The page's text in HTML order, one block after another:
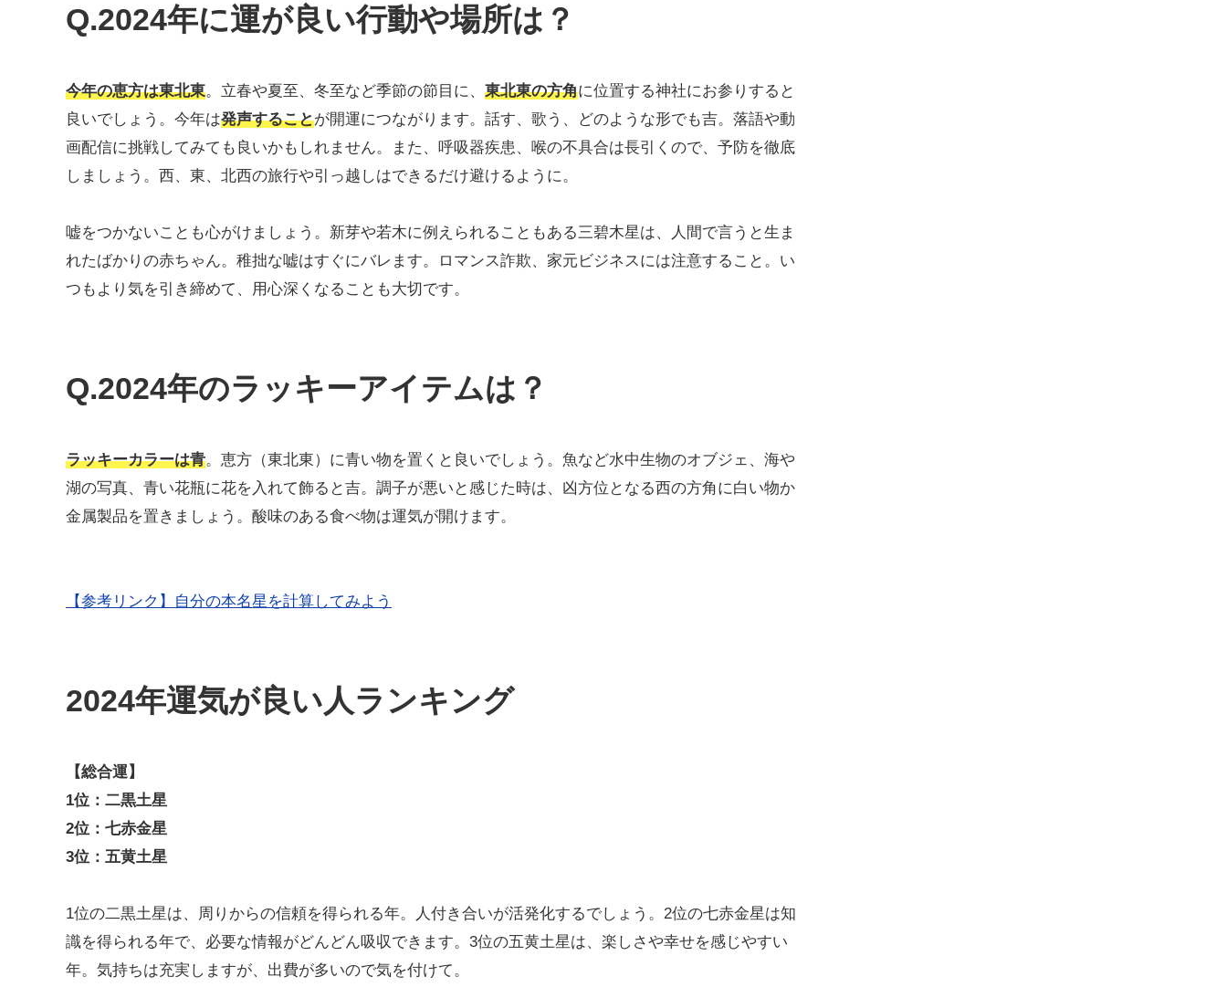
Q.2024年に運が良い行動や場所は？
今年の恵方は東北東。立春や夏至、冬至など季節の節目に、 東北東の方角に位置する神社にお参りすると
良いでしょう。今年は発声することが開運につながります。話す、歌う、どのような形でも吉。落語や動
画配信に挑戦してみても良いかもしれません。また、呼吸器疾患、喉の不具合は長引くので、予防を徹底
しましょう。西、東、北西の旅行や引っ越しはできるだけ避けるように。
嘘をつかないことも心がけましょう。新芽や若木に例えられることもある三碧木星は、人間で言うと生ま
れたばかりの赤ちゃん。稚拙な嘘はすぐにバレます。ロマンス詐欺、家元ビジネスには注意すること。い
つもより気を引き締めて、用心深くなることも大切です。
Q.2024年のラッキーアイテムは？
ラッキーカラーは青。恵方（東北東）に青い物を置くと良いでしょう。魚など水中生物のオブジェ、海や
湖の写真、青い花瓶に花を入れて飾ると吉。調子が悪いと感じた時は、凶方位となる西の方角に白い物か
金属製品を置きましょう。酸味のある食べ物は運気が開けます。
【参考リンク】自分の本名星を計算してみよう
2024年運気が良い人ランキング
【総合運】
1位：二黒土星
2位：七赤金星
3位：五黄土星
1位の二黒土星は、周りからの信頼を得られる年。人付き合いが活発化するでしょう。2位の七赤金星は知
識を得られる年で、必要な情報がどんどん吸収できます。3位の五黄土星は、楽しさや幸せを感じやすい
年。気持ちは充実しますが、出費が多いので気を付けて。